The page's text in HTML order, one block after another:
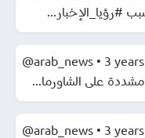
#رؤيا_الإخبار...
@arab_news • 3 years
مشددة على الشاورما...
@arab_news • 3 years